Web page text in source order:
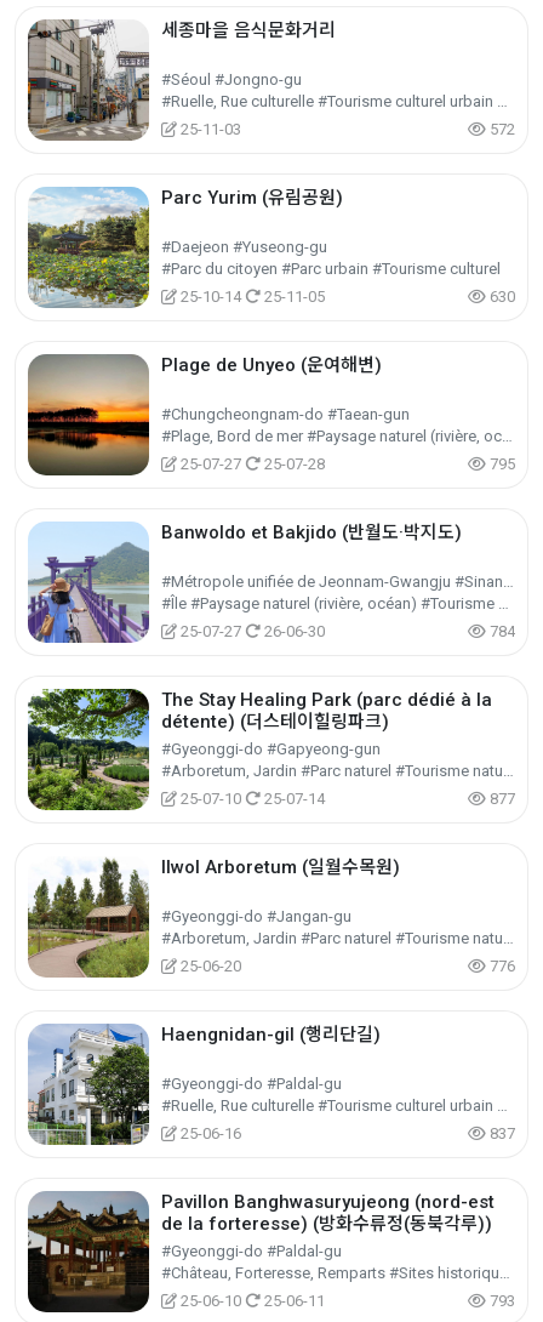
세종마을 음식문화거리
#Séoul #Jongno-gu
#Ruelle, Rue culturelle #Tourisme culturel urbain et régional #Tourisme culturel
25-11-03
572
Parc Yurim (유림공원)
#Daejeon #Yuseong-gu
#Parc du citoyen #Parc urbain #Tourisme culturel
25-10-14
25-11-05 630
Plage de Unyeo (운여해변)
#Chungcheongnam-do #Taean-gun
#Plage, Bord de mer #Paysage naturel (rivière, océan) #Tourisme nature
25-07-27
25-07-28 795
Banwoldo et Bakjido (반월도·박지도)
#Métropole unifiée de Jeonnam-Gwangju #Sinan-gun
#Île #Paysage naturel (rivière, océan) #Tourisme nature
25-07-27
26-06-30 784
The Stay Healing Park (parc dédié à la
détente) (더스테이힐링파크)
#Gyeonggi-do #Gapyeong-gun
#Arboretum, Jardin #Parc naturel #Tourisme nature
25-07-10
25-07-14 877
Ilwol Arboretum (일월수목원)
#Gyeonggi-do #Jangan-gu
#Arboretum, Jardin #Parc naturel #Tourisme nature
25-06-20
776
Haengnidan-gil (행리단길)
#Gyeonggi-do #Paldal-gu
#Ruelle, Rue culturelle #Tourisme culturel urbain et régional #Tourisme culturel
25-06-16
837
Pavillon Banghwasuryujeong (nord-est
de la forteresse) (방화수류정(동북각루))
#Gyeonggi-do #Paldal-gu
#Château, Forteresse, Remparts #Sites historiques #Tourisme historique
25-06-10
25-06-11 793